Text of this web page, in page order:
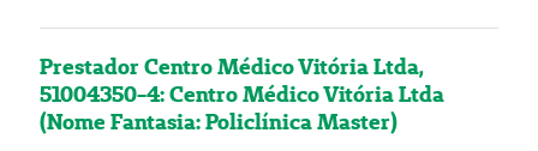
Prestador Centro Médico Vitória Ltda,
51004350-4: Centro Médico Vitória Ltda
(Nome Fantasia: Policlínica Master)